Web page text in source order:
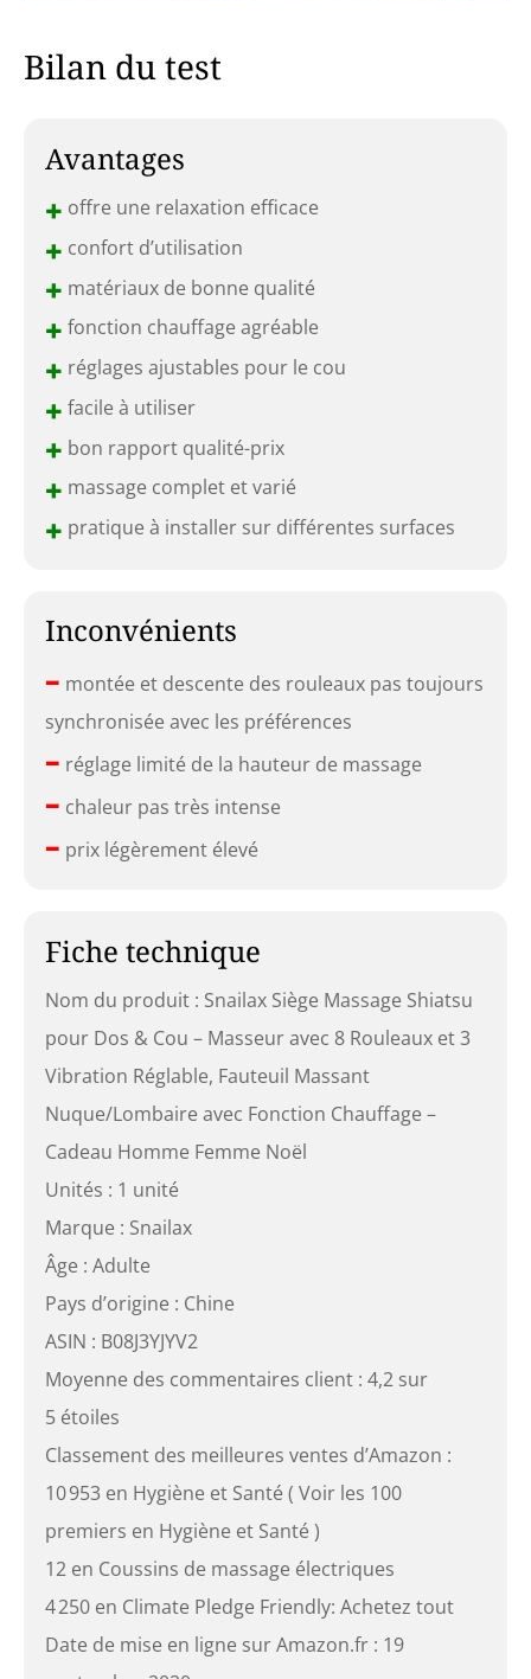
Bilan du test
Avantages
+ offre une relaxation efficace
+ confort d’utilisation
+ matériaux de bonne qualité
+ fonction chauffage agréable
+ réglages ajustables pour le cou
+ facile à utiliser
+ bon rapport qualité-prix
+ massage complet et varié
+ pratique à installer sur différentes surfaces
Inconvénients
– montée et descente des rouleaux pas toujours
synchronisée avec les préférences
– réglage limité de la hauteur de massage
– chaleur pas très intense
– prix légèrement élevé
Fiche technique
Nom du produit : Snailax Siège Massage Shiatsu
pour Dos & Cou – Masseur avec 8 Rouleaux et 3
Vibration Réglable, Fauteuil Massant
Nuque/Lombaire avec Fonction Chauffage –
Cadeau Homme Femme Noël
Unités : 1 unité
Marque : Snailax
Âge : Adulte
Pays d’origine : Chine
ASIN : B08J3YJYV2
Moyenne des commentaires client : 4,2 sur
5 étoiles
Classement des meilleures ventes d’Amazon :
10 953 en Hygiène et Santé ( Voir les 100
premiers en Hygiène et Santé )
12 en Coussins de massage électriques
4 250 en Climate Pledge Friendly: Achetez tout
Date de mise en ligne sur Amazon.fr : 19